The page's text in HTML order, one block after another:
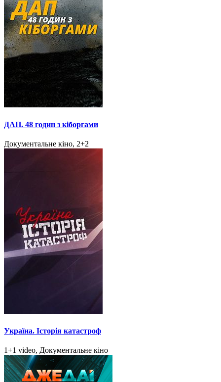
ДАП. 48 годин з кіборгами
Документальне кіно, 2+2
Україна. Історія катастроф
1+1 video, Документальне кіно